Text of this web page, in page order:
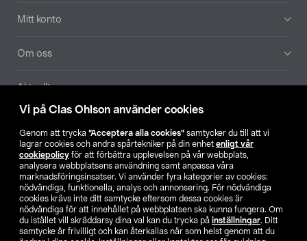
Vi på Clas Ohlson använder cookies
Genom att trycka ”Acceptera alla cookies” samtycker du till att vi
lagrar cookies och andra spårtekniker på din enhet enligt vår
cookiepolicy för att förbättra upplevelsen på vår webbplats,
analysera webbplatsens användning samt anpassa våra
marknadsföringsinsatser. Vi använder fyra kategorier av cookies:
nödvändiga, funktionella, analys och annonsering. För nödvändiga
cookies krävs inte ditt samtycke eftersom dessa cookies är
nödvändiga för att innehållet på webbplatsen ska kunna fungera. Om
du istället vill skräddarsy dina val kan du trycka på inställningar. Ditt
samtycke är frivilligt och kan återkallas när som helst genom att du
Mitt konto
Om oss
Aktuellt
Hitta butik
SE NO FI